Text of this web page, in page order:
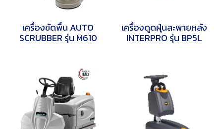
เครื่องขัดพื้น AUTO
SCRUBBER รุ่น M610
เครื่องดูดฝุ่นสะพายหลัง
INTERPRO รุ่น BP5L